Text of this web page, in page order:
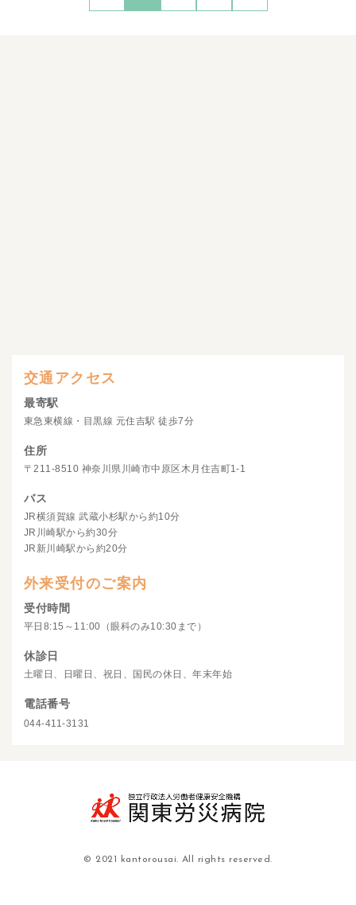
交通アクセス
最寄駅
東急東横線・目黒線 元住吉駅 徒歩7分
住所
〒211-8510 神奈川県川崎市中原区木月住吉町1-1
バス
JR横須賀線 武蔵小杉駅から約10分
JR川崎駅から約30分
JR新川崎駅から約20分
外来受付のご案内
受付時間
平日8:15～11:00（眼科のみ10:30まで）
休診日
土曜日、日曜日、祝日、国民の休日、年末年始
電話番号
044-411-3131
© 2021 kantorousai. All rights reserved.